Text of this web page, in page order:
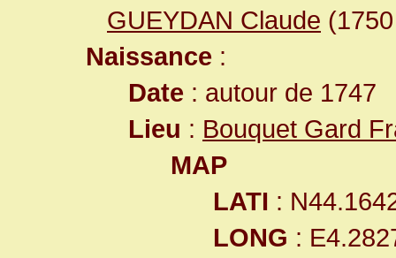
GUEYDAN Claude
Naissance :
Date : autour de 1747
Lieu : Bouquet Gard
MAP
LATI :
LONG :